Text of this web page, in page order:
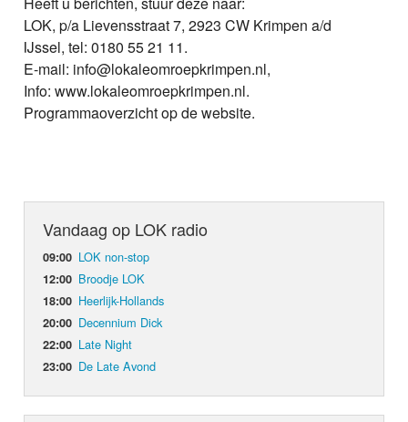
LOK, p/a Lievensstraat 7, 2923 CW Krimpen a/d
IJssel, tel: 0180 55 21 11.
E-mail: info@lokaleomroepkrimpen.nl,
Info: www.lokaleomroepkrimpen.nl.
Programmaoverzicht op de website.
Vandaag op LOK radio
09:00 LOK non-stop
12:00 Broodje LOK
18:00 Heerlijk-Hollands
20:00 Decennium Dick
22:00 Late Night
23:00 De Late Avond